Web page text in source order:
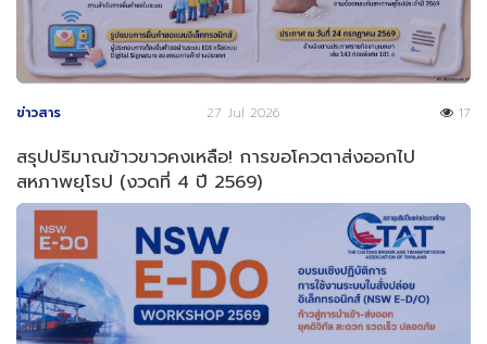
ข่าวสาร 27 Jul 2026 17
สรุปปริมาณข้าวขาวคงเหลือ! การขอโควตาส่งออกไป
สหภาพยุโรป (งวดที่ 4 ปี 2569)